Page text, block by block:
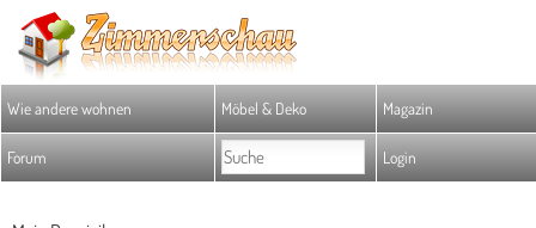
Wie andere wohnen Möbel & Deko Magazin
Forum Login